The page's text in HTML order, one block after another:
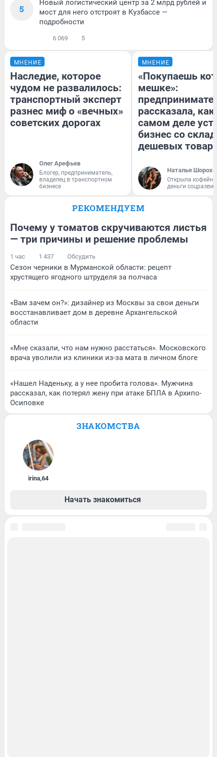
5
Новый логистический центр за 2 млрд рублей и
мост для него отстроят в Кузбассе —
подробности
6 069 5
МНЕНИЕ
Наследие, которое
чудом не развалилось:
транспортный эксперт
разнес миф о «вечных»
советских дорогах
Олег Арефьев
Блогер, предприниматель,
владелец в транспортном
бизнесе
МНЕНИЕ
«Покупаешь
мешке»:
рассказала, как
самом деле
бизнес со
дешевых
Наталья
Открыла
деньги
РЕКОМЕНДУЕМ
Почему у томатов скручиваются листья
— три причины и решение проблемы
1 час 1 437 Обсудить
Сезон черники в Мурманской области: рецепт
хрустящего ягодного штруделя за полчаса
«Вам зачем он?»: дизайнер из Москвы за свои деньги
восстанавливает дом в деревне Архангельской
области
«Мне сказали, что нам нужно расстаться». Московского
врача уволили из клиники из-за мата в личном блоге
«Нашел Наденьку, а у нее пробита голова». Мужчина
рассказал, как потерял жену при атаке БПЛА в Архипо-
Осиповке
ЗНАКОМСТВА
irina,64
Начать знакомиться